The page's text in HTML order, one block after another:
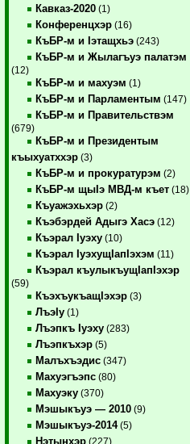
Кавказ-2020 (1)
Конференцхэр (16)
КъБР-м и Iэтащхьэ (243)
КъБР-м и Жылагъуэ палатэм
(12)
КъБР-м и махуэм (1)
КъБР-м и Парламентым (147)
КъБР-м и Правительствэм
(679)
КъБР-м и Президентым
къыхуатххэр (3)
КъБР-м и прокуратурэм (2)
КъБР-м щыIэ МВД-м къет (18)
Къуажэхьхэр (2)
Къэбэрдей Адыгэ Хасэ (12)
Къэрал Iуэху (10)
Къэрал IуэхущIапIэхэм (11)
Къэрал къулыкъущIапIэхэр
(59)
КъэхъукъащIэхэр (3)
ЛъэIу (1)
Лъэпкъ Iуэху (283)
Лъэпкъхэр (5)
Малъхъэдис (347)
Махуэгъэпс (80)
Махуэку (370)
Мэшыкъуэ — 2010 (9)
Мэшыкъуэ-2014(5)
Нэтынхэр (227)